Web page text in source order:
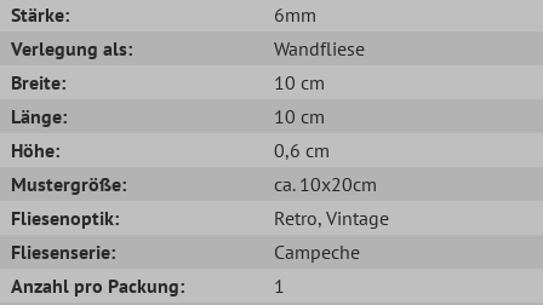
Stärke:
6mm
Verlegung als:
Wandfliese
Breite:
10 cm
Länge:
10 cm
Höhe:
0,6 cm
Mustergröße:
ca. 10x20cm
Fliesenoptik:
Retro, Vintage
Fliesenserie:
Campeche
Anzahl pro Packung:
1